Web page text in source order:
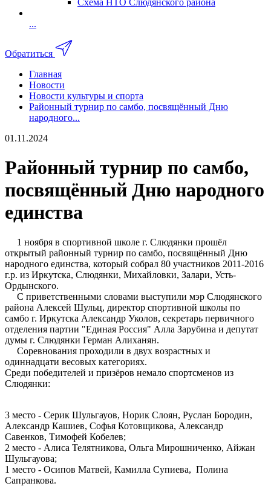
Схема НТО Слюдянского района
...
Обратиться
Главная
Новости
Новости культуры и спорта
Районный турнир по самбо, посвящённый Дню
народного...
01.11.2024
Районный турнир по самбо,
посвящённый Дню народного
единства
1 ноября в спортивной школе г. Слюдянки прошёл
открытый районный турнир по самбо, посвящённый Дню
народного единства, который собрал 80 участников 2011-2016
г.р. из Иркутска, Слюдянки, Михайловки, Залари, Усть-
Ордынского.
С приветственными словами выступили мэр Слюдянского
района Алексей Шульц, директор спортивной школы по
самбо г. Иркутска Александр Уколов, секретарь первичного
отделения партии "Единая Россия" Алла Зарубина и депутат
думы г. Слюдянки Герман Алиханян.
Соревнования проходили в двух возрастных и
одиннадцати весовых категориях.
Среди победителей и призёров немало спортсменов из
Слюдянки:
3 место - Серик Шульгауов, Норик Слоян, Руслан Бородин,
Александр Кашиев, Софья Котовщикова, Александр
Савенков, Тимофей Кобелев;
2 место - Алиса Телятникова, Ольга Мирошниченко, Айжан
Шульгауова;
1 место - Осипов Матвей, Камилла Супиева, Полина
Сапранкова.